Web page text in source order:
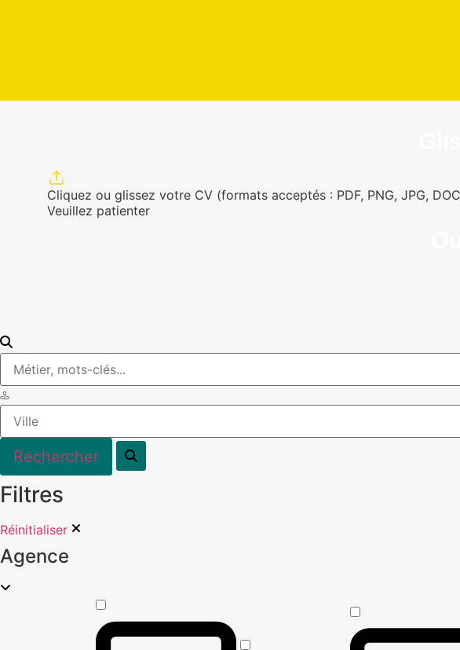
Cliquez ou glissez votre CV (formats acceptés : PDF, PNG, JPG,
Veuillez patienter
Filtres
Réinitialiser
Agence